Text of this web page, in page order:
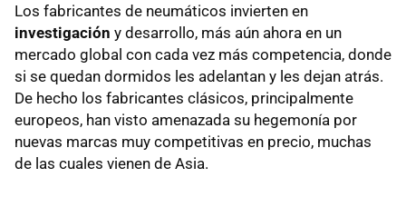
Los fabricantes de neumáticos invierten en
investigación y desarrollo, más aún ahora en un
mercado global con cada vez más competencia, donde
si se quedan dormidos les adelantan y les dejan atrás.
De hecho los fabricantes clásicos, principalmente
europeos, han visto amenazada su hegemonía por
nuevas marcas muy competitivas en precio, muchas
de las cuales vienen de Asia.